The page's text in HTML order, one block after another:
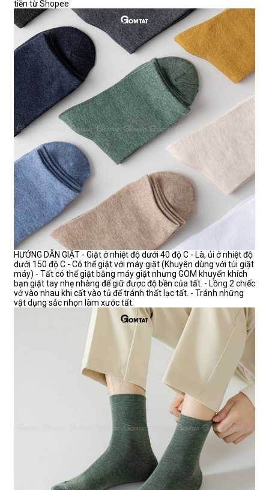
tiền từ Shopee
HƯỚNG DẪN GIẶT - Giặt ở nhiệt độ dưới 40 độ C - Là, ủi ở nhiệt độ
dưới 150 độ C - Có thể giặt với máy giặt (Khuyên dùng với túi giặt
máy) - Tất có thể giặt bằng máy giặt nhưng GOM khuyến khích
bạn giặt tay nhẹ nhàng để giữ được độ bền của tất. - Lồng 2 chiếc
vớ vào nhau khi cất vào tủ để tránh thất lạc tất. - Tránh những
vật dụng sắc nhọn làm xước tất.